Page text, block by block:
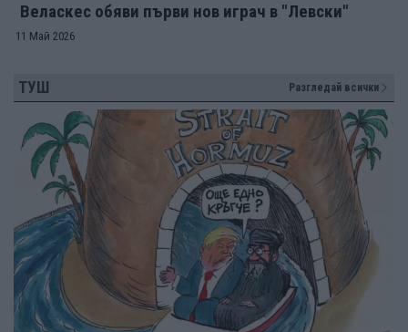
Веласкес обяви първи нов играч в "Левски"
11 Май 2026
ТУШ Разгледай всички